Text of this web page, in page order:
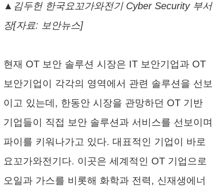
▲김두헌 한국요꼬가와전기 Cyber Security 부서
장[자료: 보안뉴스]
현재 OT 보안 솔루션 시장은 IT 보안기업과 OT
보안기업이 각각의 영역에서 관련 솔루션을 선보
이고 있는데, 한동안 시장을 관망하던 OT 기반
기업들이 직접 보안 솔루션과 서비스를 선보이며
파이를 키워나가고 있다. 대표적인 기업이 바로
요꼬가와전기다. 이곳은 세계적인 OT 기업으로
오일과 가스를 비롯해 화학과 전력, 신재생에너